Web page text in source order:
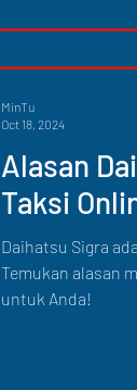
Alasan
Taksi
Daihatsu Sigra
Temukan alasan
untuk Anda!
MinTu
Oct 18, 2024